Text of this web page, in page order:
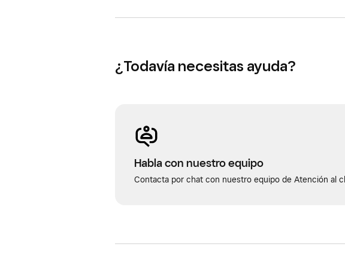
Si a un artículo de tu colección le falta un coste
¿Todavía necesitas ayuda?
Habla con nuestro equipo
Contacta por chat con nuestro equipo de Atención al